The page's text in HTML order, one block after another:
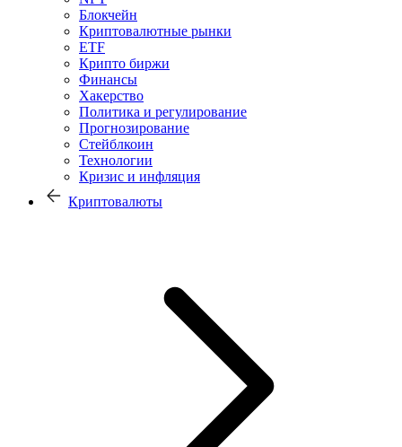
Блокчейн
Криптовалютные рынки
ETF
Крипто биржи
Финансы
Хакерство
Политика и регулирование
Прогнозирование
Стейблкоин
Технологии
Кризис и инфляция
Криптовалюты